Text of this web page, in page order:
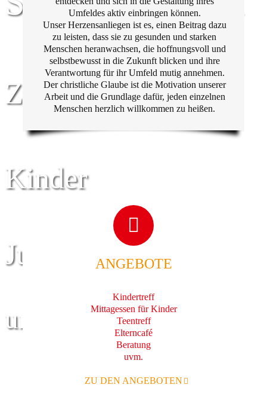
Zentrum für
Kinder
Jugend
und Familie
Umfeldes aktiv einbringen können.
Unser Herzensanliegen ist es, einen Beitrag dazu
zu leisten, dass sie zu gesunden und starken
Menschen heranwachsen, die hoffnungsvoll und
selbstbewusst in die Zukunft blicken und ihre
Verantwortung für ihr Umfeld mutig annehmen.
Der christliche Glaube ist die Motivation unserer
Arbeit und die Grundlage dafür, jeden einzelnen
Menschen herzlich willkommen zu heißen.
ANGEBOTE
Kindertreff
Mittagessen für Kinder
Teentreff
Elterncafé
Beratung
uvm.
ZU DEN ANGEBOTEN